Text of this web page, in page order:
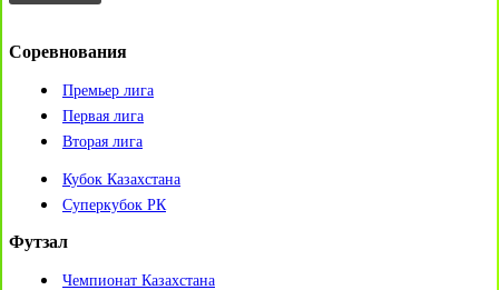
Соревнования
Премьер лига
Первая лига
Вторая лига
Кубок Казахстана
Суперкубок РК
Футзал
Чемпионат Казахстана